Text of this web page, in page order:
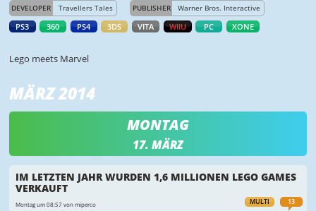
DEVELOPER Travellers Tales PUBLISHER Warner Bros. Interactive
PS3 360 PS4 3DS VITA WIIU PC XONE
Lego meets Marvel
MÄRZ 2014
MONTAG
17. MÄRZ
MULTI 13
IM LETZTEN JAHR WURDEN 1,6 MILLIONEN LEGO GAMES
VERKAUFT
Montag um 08:57 von miperco